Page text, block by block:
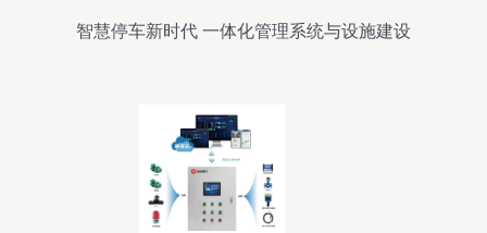
智慧停车新时代 一体化管理系统与设施建设